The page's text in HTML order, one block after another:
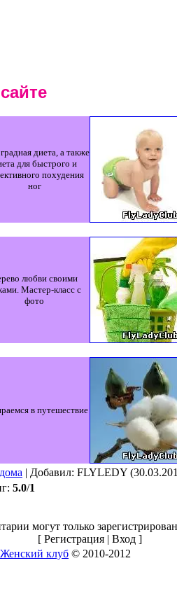
диета, а также
для быстрого и
похудения
ног
любви своими
Мастер-класс с
фото
в путешествие
| Добавил: FLYLEDY
: 5.0/1
могут только
[ Регистрация| Вход]
клуб © 2010-2012